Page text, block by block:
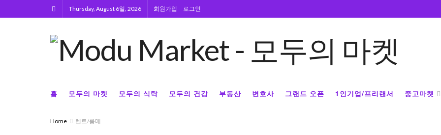
Thursday, August 6일, 2026 회원가입 로그인
홈 모두의 마켓 모두의 식탁 모두의 건강 부동산 변호사 그랜드 오픈 1인기업/프리랜서 중고마켓
Home 렌트/룸메